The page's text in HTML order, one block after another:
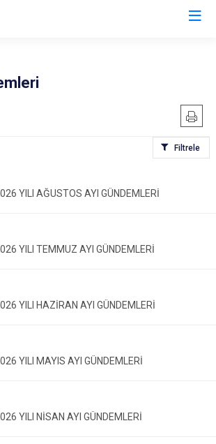
Filtrele
YILI AĞUSTOS AYI GÜNDEMLERİ
YILI TEMMUZ AYI GÜNDEMLERİ
YILI HAZİRAN AYI GÜNDEMLERİ
YILI MAYIS AYI GÜNDEMLERİ
YILI NİSAN AYI GÜNDEMLERİ